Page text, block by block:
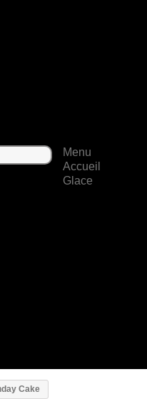
Menu
Accueil
Glace
Cake